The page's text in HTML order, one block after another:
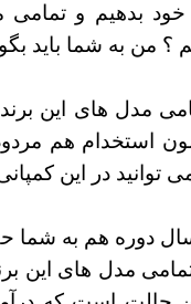
بدهیم و تمامی
؟ من به شما باید
مدل های این برند
استخدام هم
در این
در طول 1 سال دوره هم
مدل های این